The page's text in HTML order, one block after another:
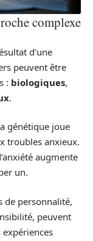
complexe
d’une
peuvent être
: biologiques,
.
génétique joue
troubles anxieux.
augmente
un.
de personnalité,
peuvent
expériences